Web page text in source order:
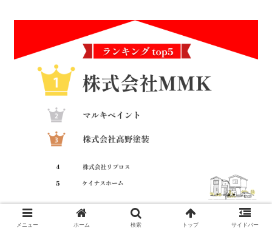
ヤネリーでは、埼玉県の外壁塗装のオススメ業者について
メニュー ホーム 検索 トップ サイドバー